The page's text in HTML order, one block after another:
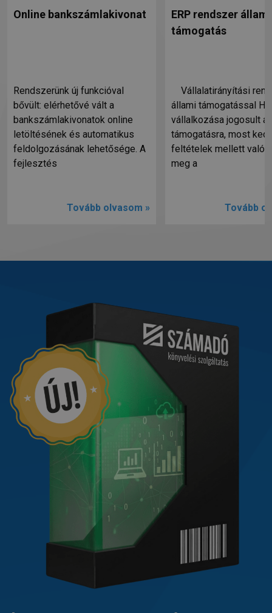
Online bankszámlakivonat
Rendszerünk új funkcióval
bővült: elérhetővé vált a
bankszámlakivonatok online
letöltésének és automatikus
feldolgozásának lehetősége. A
fejlesztés
Tovább olvasom »
ERP rendszer állami
támogatás
Vállalatirányítási
állami támogatással Ha
vállalkozása jogosult
támogatásra, most
feltételek mellett
meg a
Tovább